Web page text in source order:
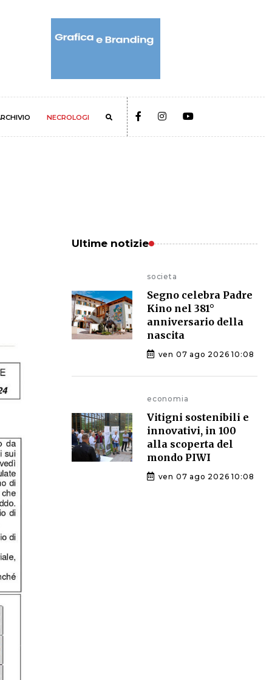
NECROLOGI
Ultime notizie
societa
Segno celebra Padre
Kino nel 381°
anniversario della
nascita
ven 07 ago 2026 10:08
economia
Vitigni sostenibili e
innovativi, in 100
alla scoperta del
mondo PIWI
ven 07 ago 2026 10:08